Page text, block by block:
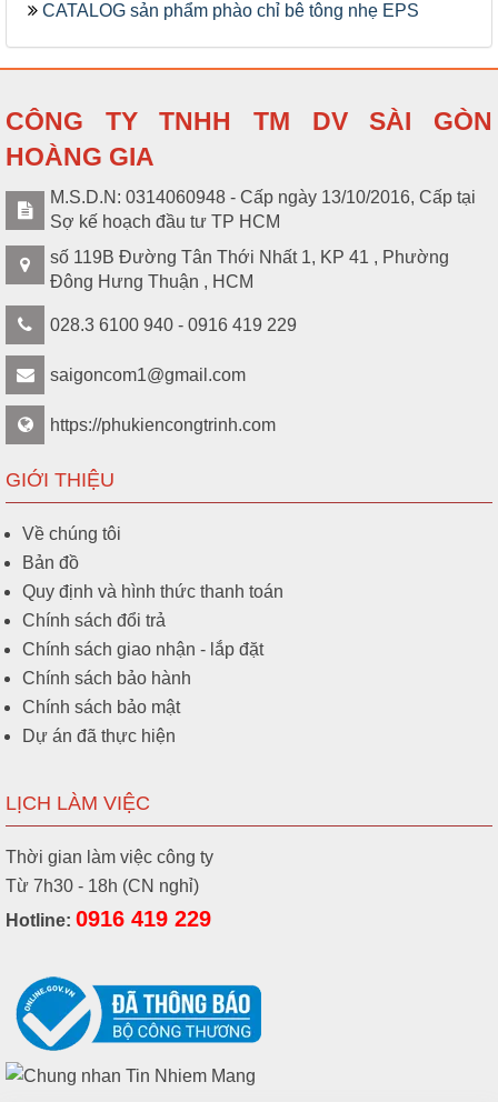
CATALOG sản phẩm phào chỉ bê tông nhẹ EPS
CÔNG TY TNHH TM DV SÀI GÒN
HOÀNG GIA
M.S.D.N: 0314060948 - Cấp ngày 13/10/2016, Cấp tại
Sợ kế hoạch đầu tư TP HCM
số 119B Đường Tân Thới Nhất 1, KP 41 , Phường
Đông Hưng Thuận , HCM
028.3 6100 940 - 0916 419 229
saigoncom1@gmail.com
https://phukiencongtrinh.com
GIỚI THIỆU
Về chúng tôi
Bản đồ
Quy định và hình thức thanh toán
Chính sách đổi trả
Chính sách giao nhận - lắp đặt
Chính sách bảo hành
Chính sách bảo mật
Dự án đã thực hiện
LỊCH LÀM VIỆC
Thời gian làm việc công ty
Từ 7h30 - 18h (CN nghỉ)
Hotline: 0916 419 229